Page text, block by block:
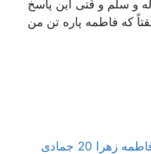
و سلم و قتی این پاسخ
که فاطمه پاره تن من
مدیحه خوانی ولادت حضرت فاطمه زهرا 20 جمادی